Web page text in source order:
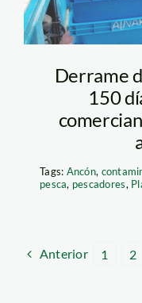
Derrame
150
Tags: Ancón,
pesca, pescadores,
Anterior 1 2